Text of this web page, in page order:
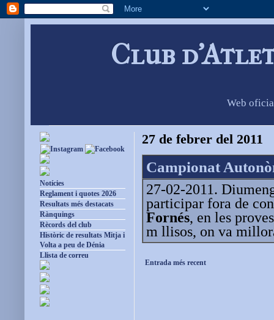
Club
Web
27 de febrer del 2011
Campionat
27-02-2011.
participar fora de
Fornés, en les
m llisos, on va
Entrada més recent
Notícies
Reglament i quotes 2026
Resultats més destacats
Rànquings
Rècords del club
Històric de resultats Mitja i
Volta a peu de Dénia
Llista de correu